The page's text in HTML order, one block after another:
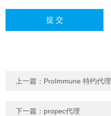
上一篇： ProImmune 特约代理
下一篇： propec代理